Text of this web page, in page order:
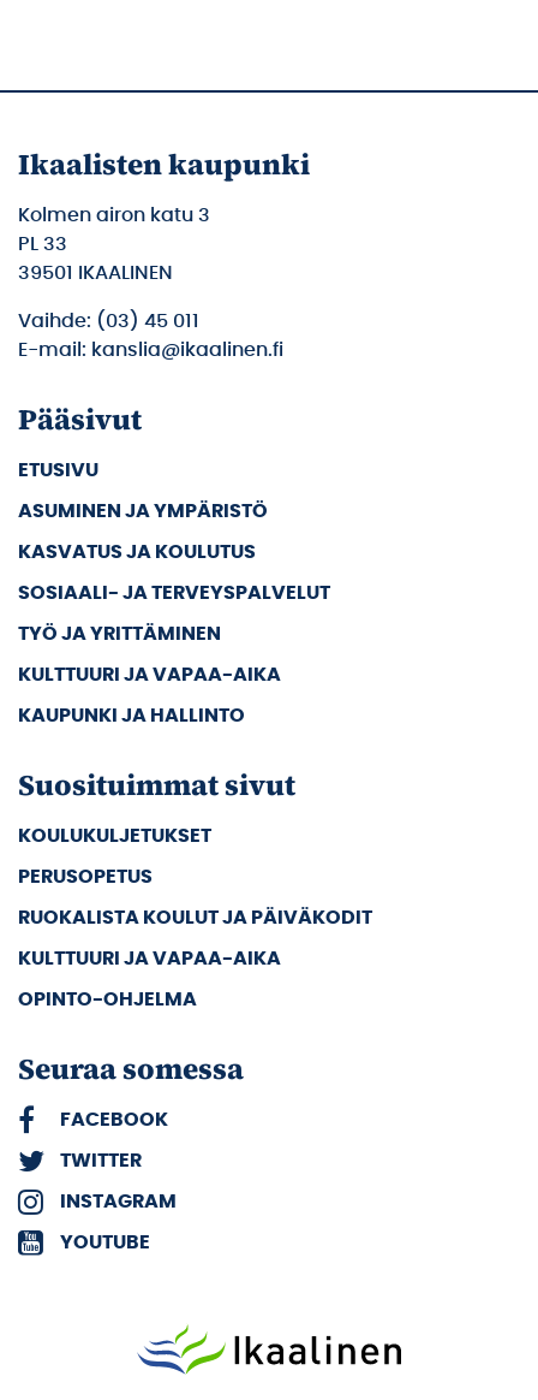
Ikaalisten kaupunki
Kolmen airon katu 3
PL 33
39501 IKAALINEN
Vaihde: (03) 45 011
E-mail: kanslia@ikaalinen.fi
Pääsivut
ETUSIVU
ASUMINEN JA YMPÄRISTÖ
KASVATUS JA KOULUTUS
SOSIAALI- JA TERVEYSPALVELUT
TYÖ JA YRITTÄMINEN
KULTTUURI JA VAPAA-AIKA
KAUPUNKI JA HALLINTO
Suosituimmat sivut
KOULUKULJETUKSET
PERUSOPETUS
RUOKALISTA KOULUT JA PÄIVÄKODIT
KULTTUURI JA VAPAA-AIKA
OPINTO-OHJELMA
Seuraa somessa
FACEBOOK
TWITTER
INSTAGRAM
YOUTUBE